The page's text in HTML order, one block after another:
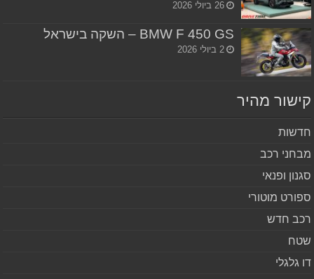
26 ביולי 2026
BMW F 450 GS – השקה בישראל
2 ביולי 2026
מהיר
רכב
ופנאי
מוטורי
חדש
גלגלי